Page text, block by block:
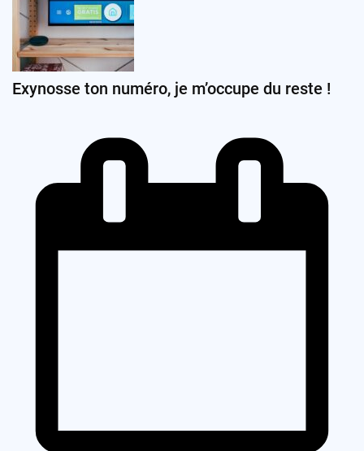
Exynosse ton numéro, je m’occupe du reste !